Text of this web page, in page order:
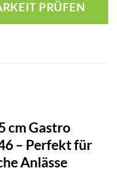
PRÜFEN
cm Gastro
– Perfekt für
Anlässe